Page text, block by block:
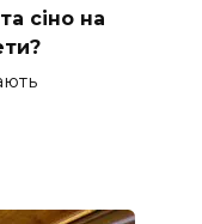
сіно на